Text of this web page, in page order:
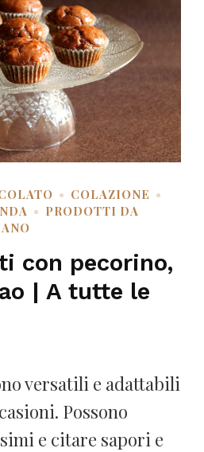
COLAZIONE
PRODOTTI DA
con pecorino,
| A tutte le
versatili e adattabili
Possono
e citare sapori e